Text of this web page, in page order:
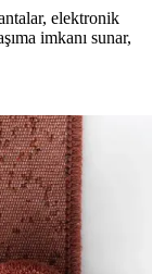
elektronik
imkanı sunar,